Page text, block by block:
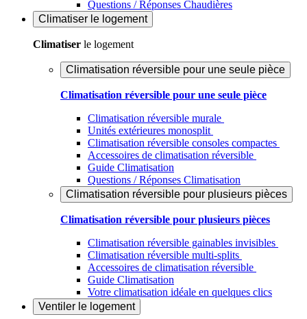
Questions / Réponses Chaudières
Climatiser le logement
Climatiser le logement
Climatisation réversible pour une seule pièce
Climatisation réversible pour une seule pièce
Climatisation réversible murale
Unités extérieures monosplit
Climatisation réversible consoles compactes
Accessoires de climatisation réversible
Guide Climatisation
Questions / Réponses Climatisation
Climatisation réversible pour plusieurs pièces
Climatisation réversible pour plusieurs pièces
Climatisation réversible gainables invisibles
Climatisation réversible multi-splits
Accessoires de climatisation réversible
Guide Climatisation
Votre climatisation idéale en quelques clics
Ventiler le logement